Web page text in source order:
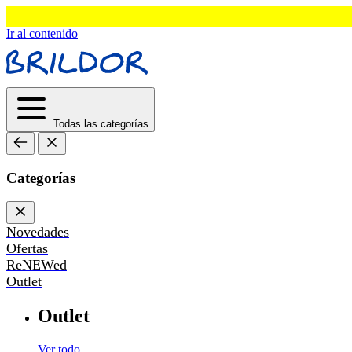
Ir al contenido
Todas las categorías
Categorías
Novedades
Ofertas
ReNEWed
Outlet
Outlet